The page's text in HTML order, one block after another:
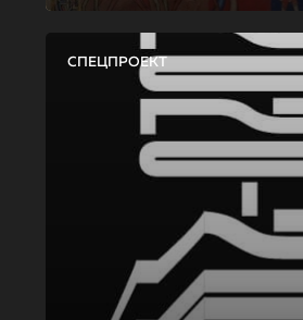
СПЕЦПРОЕКТ